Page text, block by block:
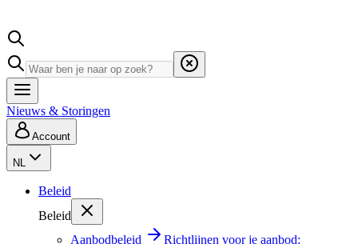
Nieuws & Storingen
Account
NL
Beleid
Beleid
Aanbodbeleid
Richtlijnen voor je aanbod: